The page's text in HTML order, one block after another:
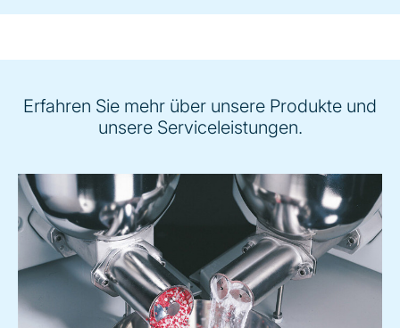
Erfahren Sie mehr über unsere Produkte und
unsere Serviceleistungen.